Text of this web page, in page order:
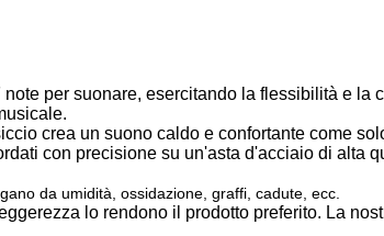
per suonare, esercitando la flessibilità e la
crea un suono caldo e confortante come
con precisione su un'asta d'acciaio di alta
da umidità, ossidazione, graffi, cadute, ecc.
lo rendono il prodotto preferito. La